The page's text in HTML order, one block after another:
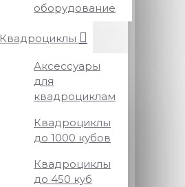
оборудование
Квадроциклы
Аксессуары
для
квадроциклам
Квадроциклы
до 1000 кубов
Квадроциклы
до 450 куб